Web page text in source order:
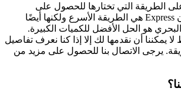
الطريقة التي تختارها للحصول على
البضائع. عادةً ما تكون Express هي الطريقة الأسرع ولكنها أيضًا
هو الحل الأفضل للكميات الكبيرة.
يمكننا أن نقدمها لك إلا إذا كنا نعرف تفاصيل
يرجى الاتصال بنا للحصول على مزيد من